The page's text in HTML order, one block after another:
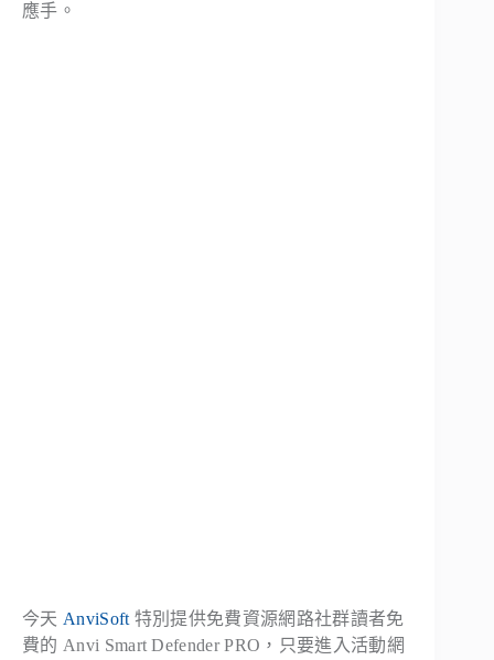
應手。
今天 AnviSoft 特別提供免費資源網路社群讀者免
費的 Anvi Smart Defender PRO，只要進入活動網